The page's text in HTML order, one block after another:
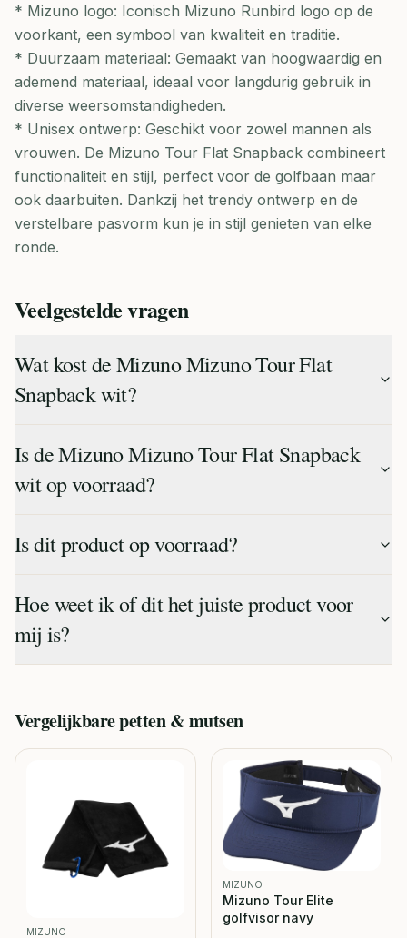
* Mizuno logo: Iconisch Mizuno Runbird logo op de
voorkant, een symbool van kwaliteit en traditie.
* Duurzaam materiaal: Gemaakt van hoogwaardig en
ademend materiaal, ideaal voor langdurig gebruik in
diverse weersomstandigheden.
* Unisex ontwerp: Geschikt voor zowel mannen als
vrouwen. De Mizuno Tour Flat Snapback combineert
functionaliteit en stijl, perfect voor de golfbaan maar
ook daarbuiten. Dankzij het trendy ontwerp en de
verstelbare pasvorm kun je in stijl genieten van elke
ronde.
Veelgestelde vragen
Wat kost de Mizuno Mizuno Tour Flat
Snapback wit?
Is de Mizuno Mizuno Tour Flat Snapback
wit op voorraad?
Is dit product op voorraad?
Hoe weet ik of dit het juiste product voor
mij is?
Vergelijkbarepetten & mutsen
MIZUNO
MIZUNO
Mizuno Tour Elite
golfvisor navy